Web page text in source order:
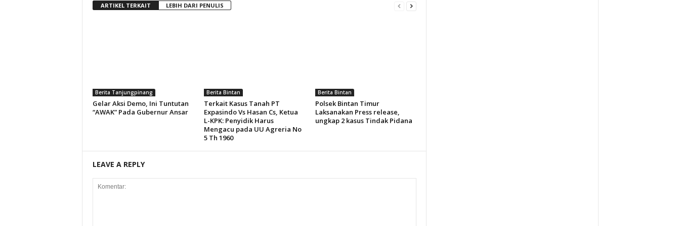
ARTIKEL TERKAIT LEBIH DARI PENULIS
Berita Tanjungpinang
Gelar Aksi Demo, Ini Tuntutan
“AWAK” Pada Gubernur Ansar
Berita Bintan
Terkait Kasus Tanah PT
Expasindo Vs Hasan Cs, Ketua
L-KPK: Penyidik Harus
Mengacu pada UU Agreria No
5 Th 1960
Berita Bintan
Polsek Bintan Timur
Laksanakan Press release,
ungkap 2 kasus Tindak Pidana
LEAVE A REPLY